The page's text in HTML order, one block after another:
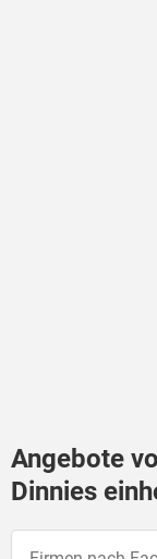
Angebote
Dinnies